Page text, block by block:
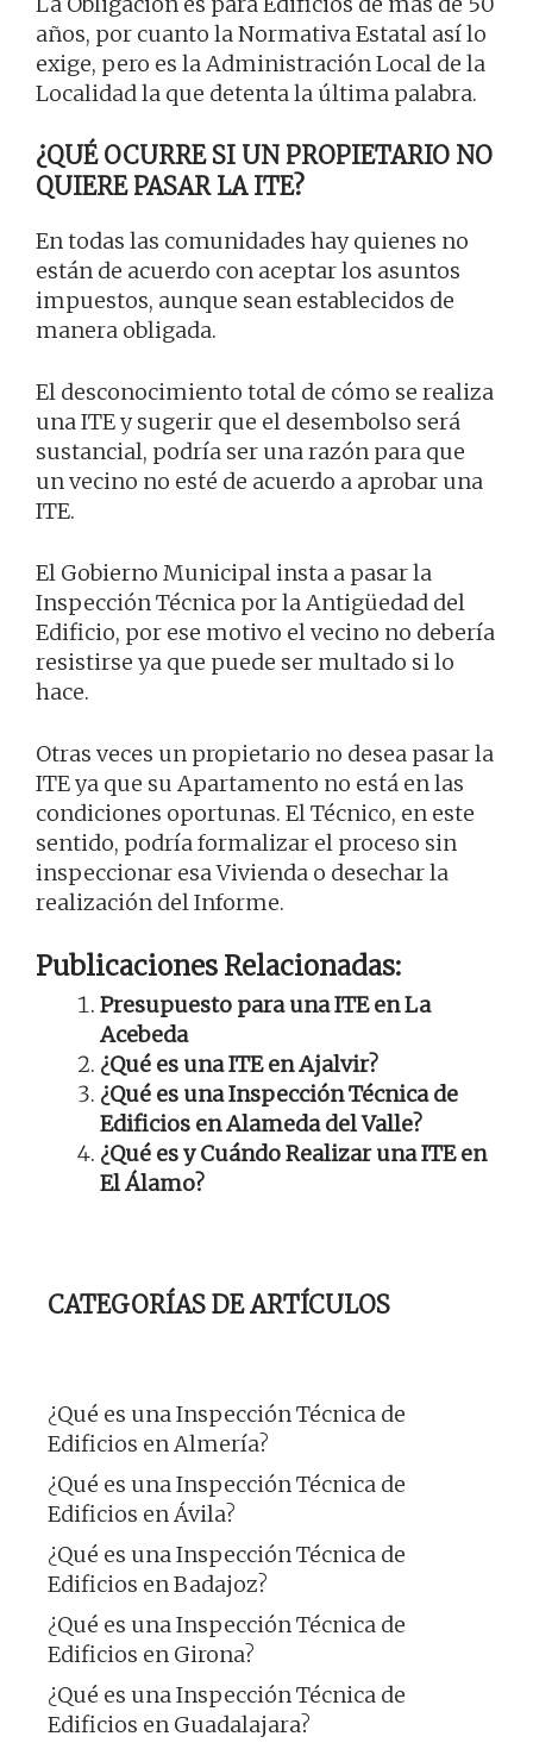
años, por cuanto la Normativa Estatal así lo
exige, pero es la Administración Local de la
Localidad la que detenta la última palabra.
¿QUÉ OCURRE SI UN PROPIETARIO NO
QUIERE PASAR LA ITE?
En todas las comunidades hay quienes no
están de acuerdo con aceptar los asuntos
impuestos, aunque sean establecidos de
manera obligada.
El desconocimiento total de cómo se realiza
una ITE y sugerir que el desembolso será
sustancial, podría ser una razón para que
un vecino no esté de acuerdo a aprobar una
ITE.
El Gobierno Municipal insta a pasar la
Inspección Técnica por la Antigüedad del
Edificio, por ese motivo el vecino no debería
resistirse ya que puede ser multado si lo
hace.
Otras veces un propietario no desea pasar la
ITE ya que su Apartamento no está en las
condiciones oportunas. El Técnico, en este
sentido, podría formalizar el proceso sin
inspeccionar esa Vivienda o desechar la
realización del Informe.
Publicaciones Relacionadas:
Presupuesto para una ITE en La
Acebeda
¿Qué es una ITE en Ajalvir?
¿Qué es una Inspección Técnica de
Edificios en Alameda del Valle?
¿Qué es y Cuándo Realizar una ITE en
El Álamo?
CATEGORÍAS DE ARTÍCULOS
¿Qué es una Inspección Técnica de
Edificios en Almería?
¿Qué es una Inspección Técnica de
Edificios en Ávila?
¿Qué es una Inspección Técnica de
Edificios en Badajoz?
¿Qué es una Inspección Técnica de
Edificios en Girona?
¿Qué es una Inspección Técnica de
Edificios en Guadalajara?